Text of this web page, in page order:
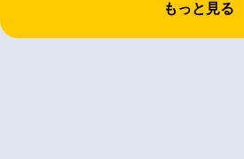
もっと見る